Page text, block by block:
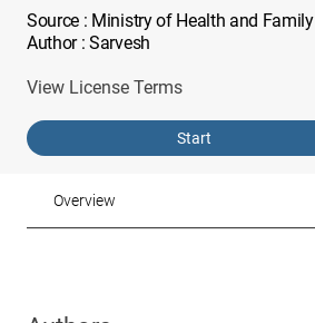
Source : Ministry of Health and
Author: Sarvesh
View License Terms
Start
Overview